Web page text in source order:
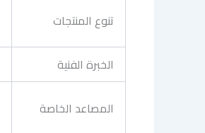
تنوع المنتجات
الخبرة الفنية
المصاعد الخاصة